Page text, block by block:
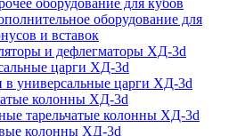
оборудование для
и вставок
и дефлегматоры ХД-3d
царги ХД-3d
в универсальные царги ХД-3d
колонны ХД-3d
тарельчатые колонны ХД-3d
колонны ХД-3d